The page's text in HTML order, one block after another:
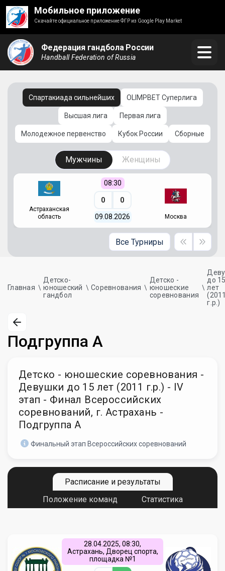
Мобильное приложение
Скачайте официальное приложение ФГР из Google Play Market
Федерация гандбола России
Handball Federation of Russia
Спартакиада сильнейших OLIMPBET Суперлига
Высшая лига Первая лига
Молодежное первенство Кубок России Сборные
Мужчины Женщины
Астраханская
область
08:30
0 0
09.08.2026 Москва
Все Турниры
Главная
Детско-
юношеский
гандбол
Соревнования
Детско -
юношеские
соревнования
до
лет
г.р.)
Подгруппа А
Детско - юношеские соревнования -
Девушки до 15 лет (2011 г.р.) - IV
этап - Финал Всероссийских
соревнований, г. Астрахань -
Подгруппа А
Финальный этап Всероссийских соревнований
Расписание и результаты
Положение команд
Статистика
28.04.2025, 08:30,
Астрахань, Дворец спорта,
площадка №1